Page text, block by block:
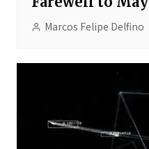
Marcos Felipe Delfino